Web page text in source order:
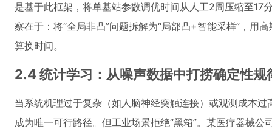
是基于此框架，将单基站参数调优时间从人工2周压缩至17
察在于：将“全局非凸”问题拆解为“局部凸+智能采样”，用
算换时间。
2.4 统计学习：从噪声数据中打捞确定性规
当系统机理过于复杂（如人脑神经突触连接）或观测成本
成为唯一可行路径。但工业场景拒绝“黑箱”。某医疗器械